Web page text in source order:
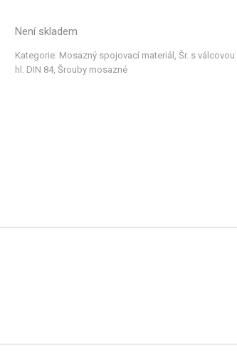
Není skladem
Kategorie: Mosazný spojovací materiál , Šr. s válcovou
hl. DIN 84, Šrouby mosazné